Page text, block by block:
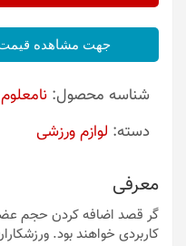
جهت مشاهده
شناسه محصول: نامعلوم
دسته: لوازم ورزشی
معرفی
گر قصد اضافه کردن حجم
کاربردی خواهند بود.